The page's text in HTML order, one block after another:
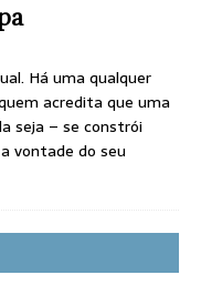
Há uma qualquer
acredita que uma
seja – se constrói
vontade do seu